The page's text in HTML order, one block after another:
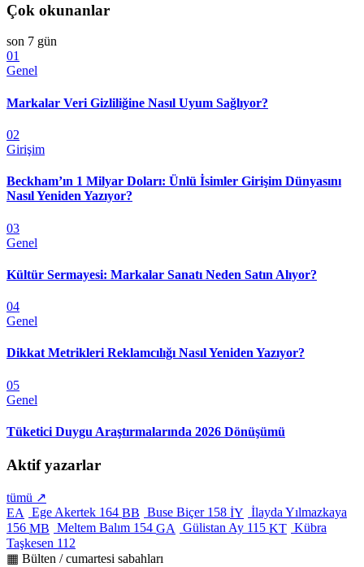
Çok okunanlar
son 7 gün
01
Genel
Markalar Veri Gizliliğine Nasıl Uyum Sağlıyor?
02
Girişim
Beckham’ın 1 Milyar Doları: Ünlü İsimler Girişim Dünyasını
Nasıl Yeniden Yazıyor?
03
Genel
Kültür Sermayesi: Markalar Sanatı Neden Satın Alıyor?
04
Genel
Dikkat Metrikleri Reklamcılığı Nasıl Yeniden Yazıyor?
05
Genel
Tüketici Duygu Araştırmalarında 2026 Dönüşümü
Aktif yazarlar
tümü ↗
EA
Ege Akertek 164 BB Buse Biçer 158 İY İlayda Yılmazkaya
156 MB Meltem Balım 154 GA Gülistan Ay 115 KT Kübra
Taşkesen 112
▦ Bülten / cumartesi sabahları